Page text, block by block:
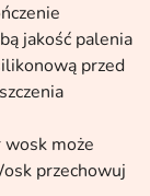
jakość palenia
przed
może
przechowuj